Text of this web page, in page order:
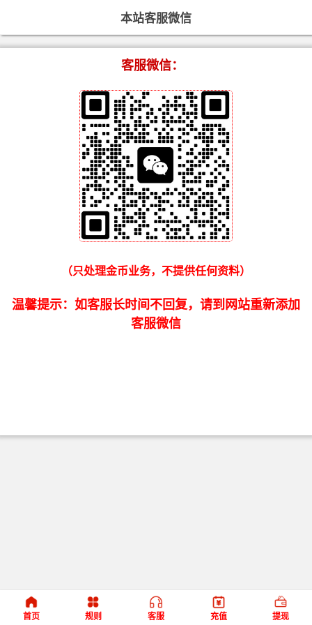
本站客服微信
客服微信：
（只处理金币业务，不提供任何资料）
温馨提示：如客服长时间不回复，请到网站重新添加
客服微信
首页 规则 客服 充值 提现